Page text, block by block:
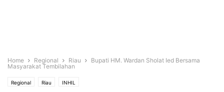
Home Regional Riau
Bupati HM. Wardan Sholat Ied Bersama
Masyarakat Tembilahan
Regional Riau INHIL